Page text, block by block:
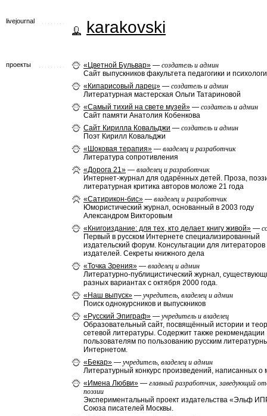
livejournal karakovski
проекты «Цветной Бульвар» — создатель и админ
Сайт выпускников факультета педагогики и
«Кипарисовый ларец» — создатель и админ
Литературная мастерская Ольги Татариновой
«Самый тихий на свете музей» — создатель и админ
Сайт памяти Анатолия Кобенкова
Сайт Кирилла Ковальджи — создатель и админ
Поэт Кирилл Ковальджи
«Шоковая терапия» — владелец и разработчик
Литература сопротивления
«Дорога 21» — владелец и разработчик
Интернет-журнал для одарённых детей. Проза,
литературная критика авторов моложе 21 года
«Сатирикон-бис» — владелец и разработчик
Юмористический журнал, основанный в 2003 году
Александром Викторовым
«Книгоиздание: для тех, кто делает книгу живой» —
Первый в русском Интернете специализированный
издательский форум. Консультации для литераторов
издателей. Секреты книжного дела
«Точка Зрения» — владелец и админ
Литературно-публицистический журнал,
разных вариантах с октября 2000 года.
«Наш выпуск» — учредитель, владелец и админ
Поиск однокурсников и выпускников
«Русский Эпиграф» — учредитель и владелец
Образовательный сайт, посвящённый истории и
сетевой литературы. Содержит также рекомендации
пользователям по пользованию русским
Интернетом.
«Бекар» — учредитель, владелец и админ
Литературный конкурс произведений, написанных о
«Имена Любви» — главный разработчик, заведующий
поэзии
Экспериментальный проект издательства «Эльф
Союза писателей Москвы.